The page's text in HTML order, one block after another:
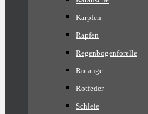
Karpfen
Rapfen
Regenbogenforelle
Rotauge
Rotfeder
Schleie